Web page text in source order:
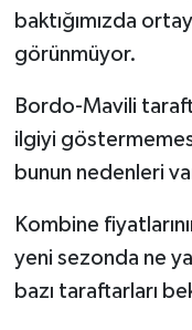
baktığımızda
görünmüyor.
Bordo-Mavili
ilgiyi
bunun nedenleri
Kombine
yeni sezonda ne
bazı taraftarları